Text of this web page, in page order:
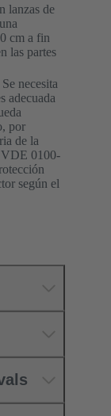
lanzas de
cm a fin
las partes
Se necesita
adecuada
por
de la
0100-
según el